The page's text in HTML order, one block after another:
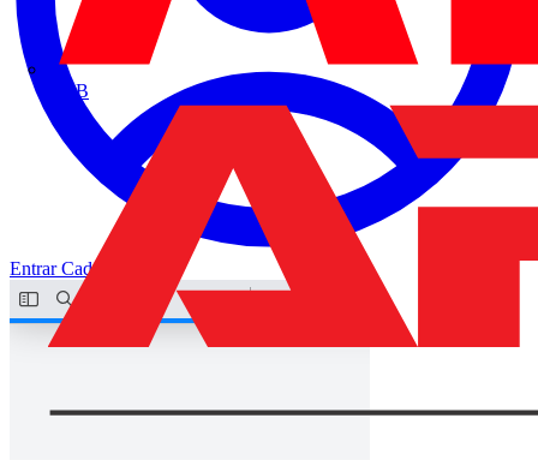
ABB
EntrarCadastrar